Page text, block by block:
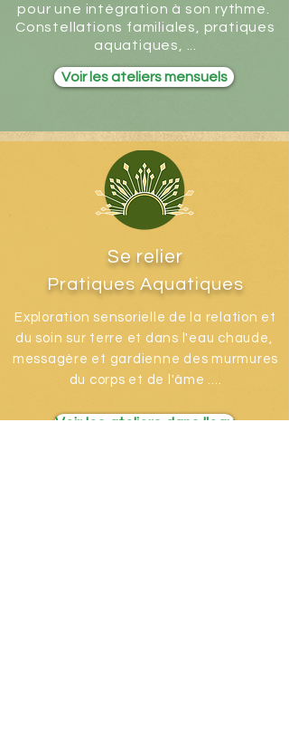
pour une intégration à son rythme.
Constellations familiales, pratiques
aquatiques, ...
Voir les ateliers mensuels
Se relier
Pratiques Aquatiques
Exploration sensorielle de la relation et
du soin sur terre et dans l'eau chaude,
messagère et gardienne des murmures
du corps et de l'âme ....
Voir les ateliers dans l'eau